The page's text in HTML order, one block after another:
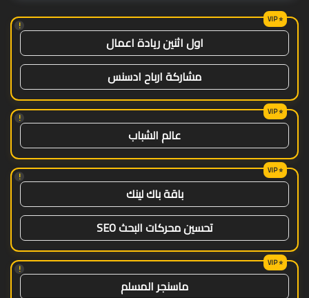
!
اول اثنين ريادة اعمال
مشاركة ارباح ادسنس
!
عالم الشباب
!
باقة باك لينك
تحسين محركات البحث SEO
!
ماسنجر المسلم